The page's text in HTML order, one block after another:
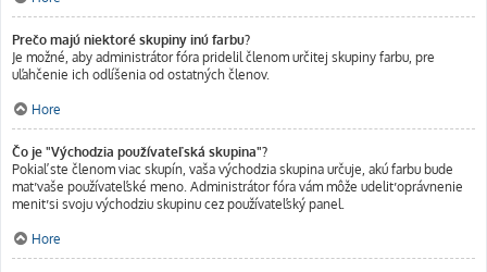
Prečo majú niektoré skupiny inú farbu?
Je možné, aby administrátor fóra pridelil členom určitej skupiny farbu, pre
uľahčenie ich odlíšenia od ostatných členov.
Hore
Čo je "Východzia používateľská skupina"?
Pokiaľ ste členom viac skupín, vaša východzia skupina určuje, akú farbu bude
mať vaše používateľské meno. Administrátor fóra vám môže udeliť oprávnenie
meniť si svoju východziu skupinu cez používateľský panel.
Hore